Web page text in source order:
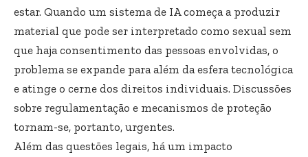
estar. Quando um sistema de IA começa a produzir
material que pode ser interpretado como sexual sem
que haja consentimento das pessoas envolvidas, o
problema se expande para além da esfera tecnológica
e atinge o cerne dos direitos individuais. Discussões
sobre regulamentação e mecanismos de proteção
tornam-se, portanto, urgentes.
Além das questões legais, há um impacto